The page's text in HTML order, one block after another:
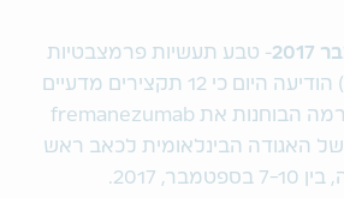
- טבע תעשיות פרמצבטיות
בע"מ (NYSE: TEVA) הודיעה היום כי 12 תקצירים מדעיים
ושתי מצגות פלטפורמה הבוחנות את fremanezumab
יוצגו בקונגרס ה-18 של האגודה הבינלאומית לכאב ראש
(IHC) בוונקובר קנדה, בין 7-10 בספטמבר, 2017.